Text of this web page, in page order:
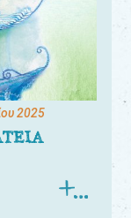
2025